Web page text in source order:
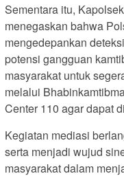
Sementara itu,
menegaskan bahwa
mengedepankan
potensi gangguan
masyarakat untuk
melalui
Center 110 agar dapat
Kegiatan mediasi
serta menjadi wujud
masyarakat dalam